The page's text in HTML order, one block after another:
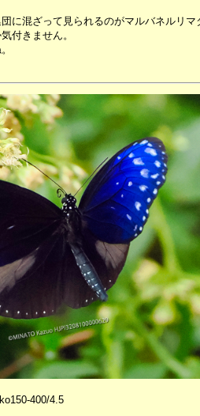
に混ざって見られるのがマルバネルリマ
付きません。
400/4.5